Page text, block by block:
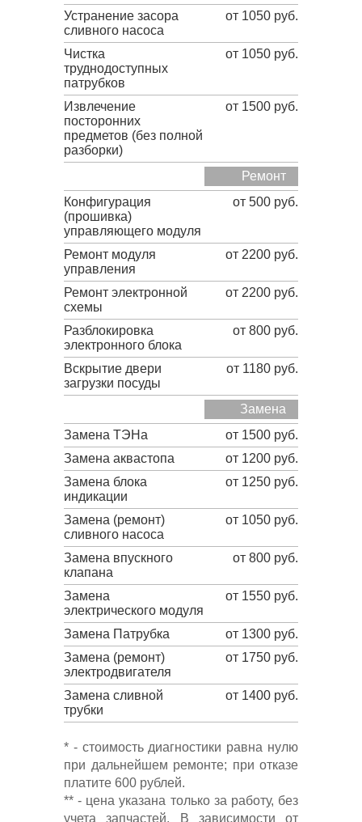
Устранение засора
сливного насоса
от 1050 руб.
Чистка
труднодоступных
патрубков
от 1050 руб.
Извлечение
посторонних
предметов (без полной
разборки)
от 1500 руб.
Ремонт
Конфигурация
(прошивка)
управляющего модуля
от 500 руб.
Ремонт модуля
управления
от 2200 руб.
Ремонт электронной
схемы
от 2200 руб.
Разблокировка
электронного блока
от 800 руб.
Вскрытие двери
загрузки посуды
от 1180 руб.
Замена
Замена ТЭНа
от 1500 руб.
Замена аквастопа
от 1200 руб.
Замена блока
индикации
от 1250 руб.
Замена (ремонт)
сливного насоса
от 1050 руб.
Замена впускного
клапана
от 800 руб.
Замена
электрического модуля
от 1550 руб.
Замена Патрубка
от 1300 руб.
Замена (ремонт)
электродвигателя
от 1750 руб.
Замена сливной
трубки
от 1400 руб.
* - стоимость диагностики равна нулю
при дальнейшем ремонте; при отказе
платите 600 рублей.
** - цена указана только за работу, без
учета запчастей. В зависимости от